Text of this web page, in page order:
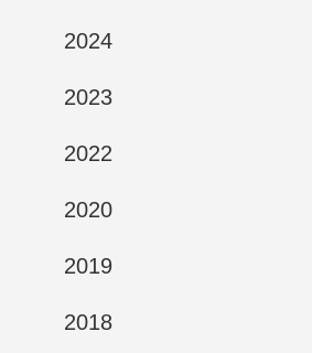
2024
2023
2022
2020
2019
2018